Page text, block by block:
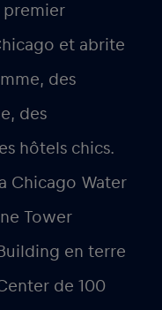
premier
et abrite
des
des
hôtels chics.
Chicago Water
Tower
en terre
de 100